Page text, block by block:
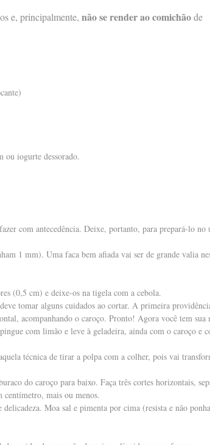
e, principalmente, não se render ao comichãode
ou iogurte dessorado.
com antecedência. Deixe, portanto, para prepará-lo
1 mm). Uma faca bem afiada vai ser de grande valia
(0,5 cm) e deixe-os na tigela com a cebola.
tomar alguns cuidados ao cortar. A primeira
acompanhando o caroço. Pronto! Agora você tem sua
com limão e leve à geladeira, ainda com o caroço e
técnica de tirar a polpa com a colher, pois vai
do caroço para baixo. Faça três cortes horizontais,
centímetro, mais ou menos.
Moa sal e pimenta por cima (resista e não